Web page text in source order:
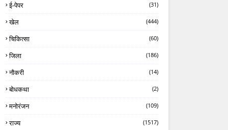
ई-पेपर (31)
खेल (444)
चिकित्सा (60)
जिला (186)
नौकरी (14)
बोधकथा (2)
मनोरंजन (109)
राज्य (1517)